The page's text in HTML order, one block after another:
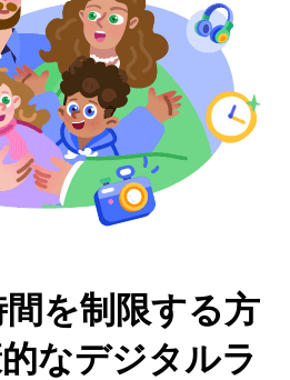
間を制限する方
なデジタルラ